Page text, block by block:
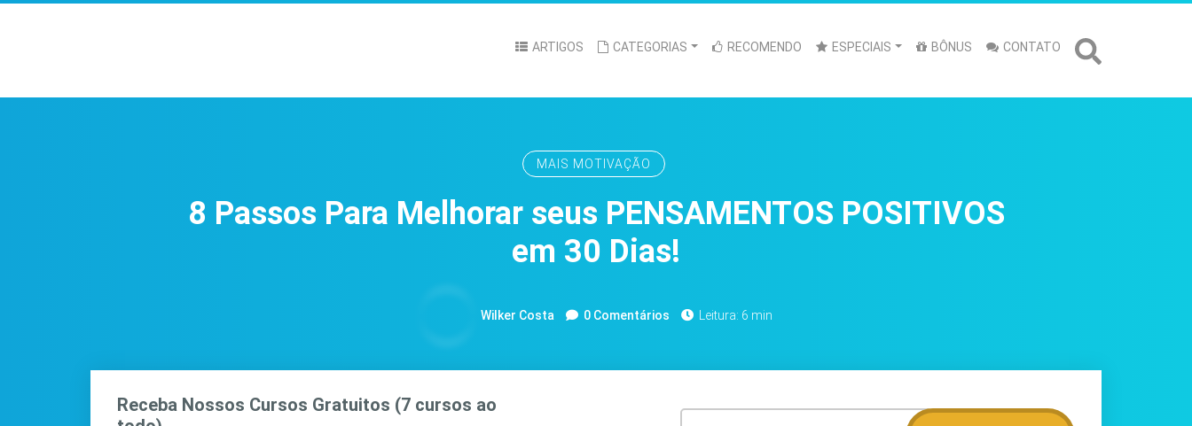
ARTIGOS CATEGORIAS RECOMENDO ESPECIAIS BÔNUS CONTATO
MAIS MOTIVAÇÃO
8 Passos Para Melhorar seus PENSAMENTOS POSITIVOS
em 30 Dias!
Wilker Costa 0 Comentários Leitura: 6 min
Receba Nossos Cursos Gratuitos (7 cursos ao